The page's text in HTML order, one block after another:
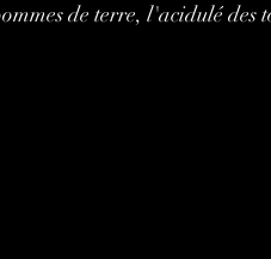
de terre, l'acidulé des